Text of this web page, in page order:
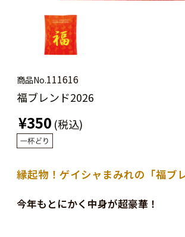
商品No.111616
福ブレンド2026
¥350 (税込)
縁起物！ゲイシャまみれの「福ブ
今年もとにかく中身が超豪華！